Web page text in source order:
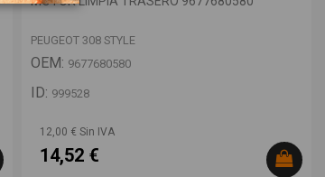
PEUGEOT 308 STYLE
OEM: 9677680580
ID: 999528
12,00 € Sin IVA
14,52 €